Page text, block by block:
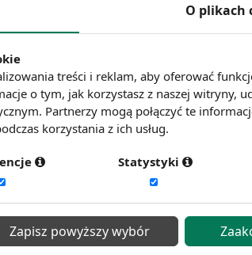
i poradników.
więcej wiadomości
O plikach
treści i reklam, aby oferować
o tym, jak korzystasz z naszej witryny,
Partnerzy mogą połączyć te
korzystania z ich usług.
Statystyki
Zapisz powyższy wybór